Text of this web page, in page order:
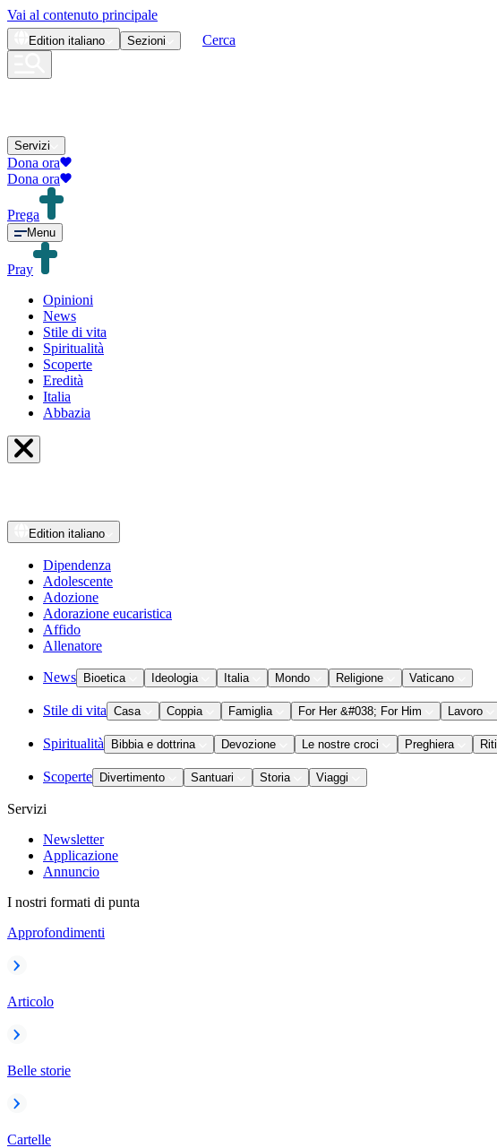
Vai al contenuto principale
Edition italiano Sezioni Cerca
Servizi
Dona ora
Dona ora
Prega
Menu
Pray
Opinioni
News
Stile di vita
Spiritualità
Scoperte
Eredità
Italia
Abbazia
Edition italiano
Dipendenza
Adolescente
Adozione
Adorazione eucaristica
Affido
Allenatore
News Bioetica Ideologia Italia Mondo Religione Vaticano
Stile di vita Casa Coppia Famiglia For Her &#038; For Him Lavoro
Spiritualità Bibbia e dottrina Devozione Le nostre croci Preghiera Riti
Scoperte Divertimento Santuari Storia Viaggi
Servizi
Newsletter
Applicazione
Annuncio
I nostri formati di punta
Approfondimenti
Articolo
Belle storie
Cartelle